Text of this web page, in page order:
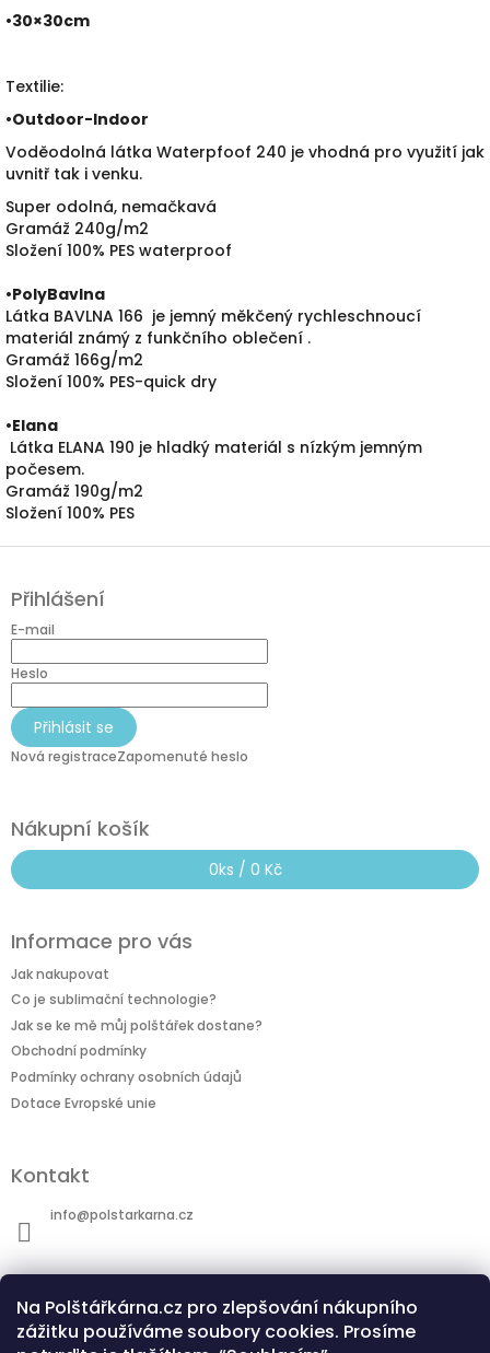
Na Polštářkárna.cz pro zlepšování nákupního
zážitku používáme soubory cookies. Prosíme
•30×30cm
Textilie:
•Outdoor-Indoor
Voděodolná látka Waterpfoof 240 je vhodná pro využití jak
uvnitř tak i venku.
Super odolná, nemačkavá
Gramáž 240g/m2
Složení 100% PES waterproof
•PolyBavlna
Látka BAVLNA 166 je jemný měkčený rychleschnoucí
materiál známý z funkčního oblečení .
Gramáž 166g/m2
Složení 100% PES-quick dry
•Elana
Látka ELANA 190 je hladký materiál s nízkým jemným
počesem.
Gramáž 190g/m2
Složení 100% PES
Z
p
a
Přihlášení
E-mail
Heslo
Přihlásit se
Nová registraceZapomenuté heslo
Nákupní košík
0ks / 0 Kč
Informace pro vás
Jak nakupovat
Co je sublimační technologie?
Jak se ke mě můj polštářek dostane?
Obchodní podmínky
Podmínky ochrany osobních údajů
Dotace Evropské unie
Kontakt
info@polstarkarna.cz